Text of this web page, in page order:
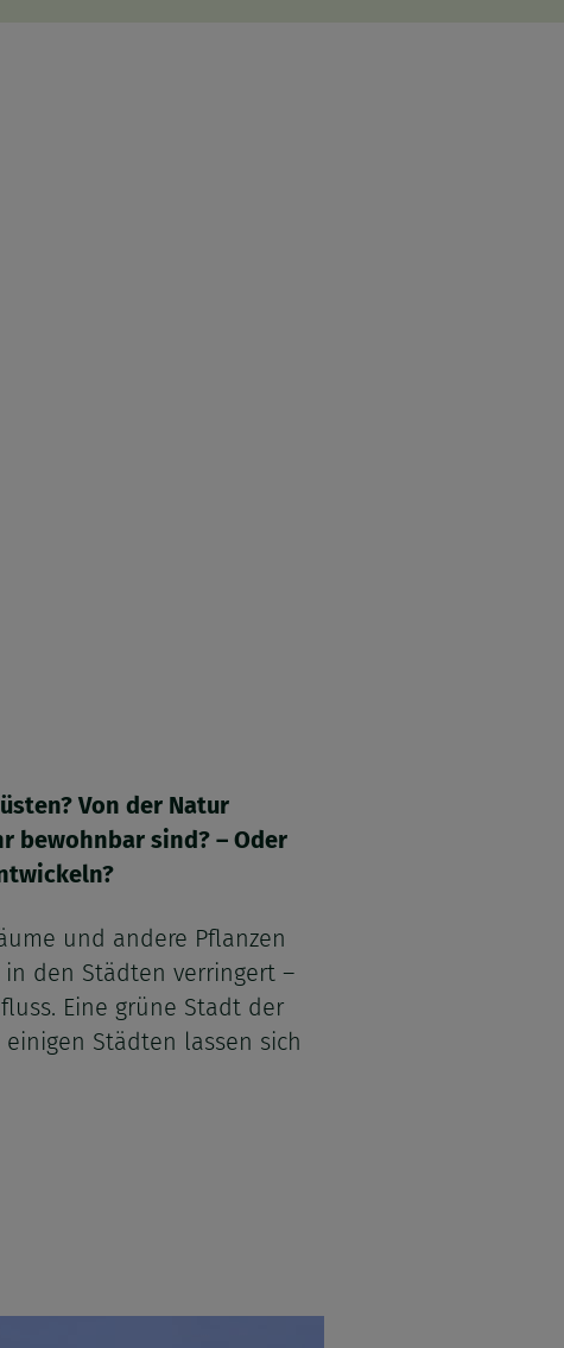
Von der Natur
bewohnbar sind? – Oder
und andere Pflanzen
den Städten verringert –
Eine grüne Stadt der
Städten lassen sich